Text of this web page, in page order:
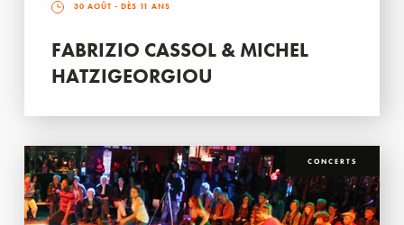
30 AOÛT - DÈS 11 ANS
FABRIZIO CASSOL & MICHEL
HATZIGEORGIOU
CONCERTS